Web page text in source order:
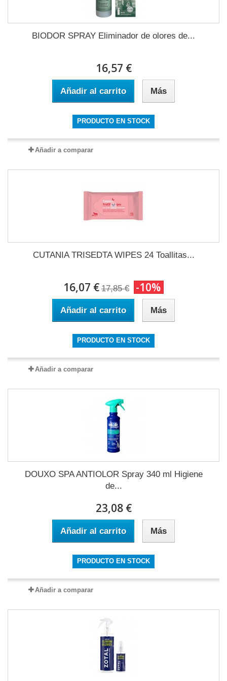
BIODOR SPRAY Eliminador de olores de...
16,57 €
Añadir al carrito Más
PRODUCTO EN STOCK
Añadir a comparar
CUTANIA TRISEDTA WIPES 24 Toallitas...
16,07 € 17,85 € -10%
Añadir al carrito Más
PRODUCTO EN STOCK
Añadir a comparar
DOUXO SPA ANTIOLOR Spray 340 ml Higiene
de...
23,08 €
Añadir al carrito Más
PRODUCTO EN STOCK
Añadir a comparar